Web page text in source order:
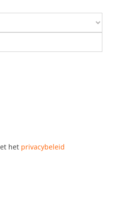
het privacybeleid